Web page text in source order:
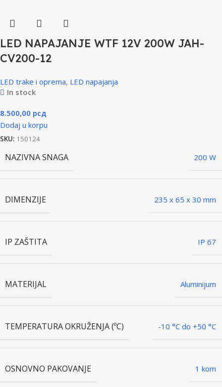
LED NAPAJANJE WTF 12V 200W JAH-
CV200-12
LED trake i oprema, LED napajanja
In stock
8.500,00 рсд
Dodaj u korpu
SKU: 150124
NAZIVNA SNAGA 200 W
DIMENZIJE 235 x 65 x 30 mm
IP ZAŠTITA IP 67
MATERIJAL Aluminijum
TEMPERATURA OKRUŽENJA (ºC) -10 °C do +50 °C
OSNOVNO PAKOVANJE 1 kom